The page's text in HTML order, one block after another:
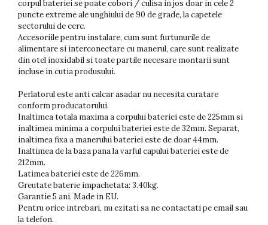
corpul bateriei se poate cobori / culisa in jos doar in cele 2
puncte extreme ale unghiului de 90 de grade, la capetele
sectorului de cerc.
Accesoriile pentru instalare, cum sunt furtunurile de
alimentare si interconectare cu manerul, care sunt realizate
din otel inoxidabil si toate partile necesare montarii sunt
incluse in cutia produsului.
Perlatorul este anti calcar asadar nu necesita curatare
conform producatorului.
Inaltimea totala maxima a corpului bateriei este de 225mm si
inaltimea minima a corpului bateriei este de 32mm. Separat,
inaltimea fixa a manerului bateriei este de doar 44mm.
Inaltimea de la baza pana la varful capului bateriei este de
212mm.
Latimea bateriei este de 226mm.
Greutate baterie impachetata: 3.40kg.
Garantie 5 ani. Made in EU.
Pentru orice intrebari, nu ezitati sa ne contactati pe email sau
la telefon.